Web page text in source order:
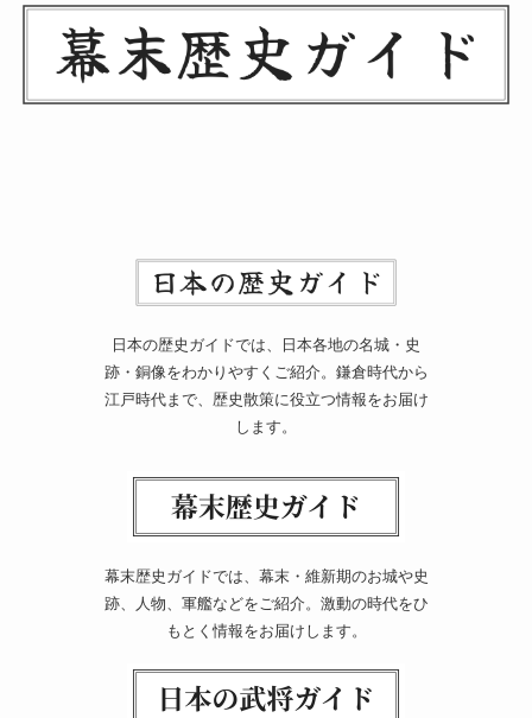
日本の歴史ガイドでは、日本各地の名城・史
跡・銅像をわかりやすくご紹介。鎌倉時代から
江戸時代まで、歴史散策に役立つ情報をお届け
します。
幕末歴史ガイドでは、幕末・維新期のお城や史
跡、人物、軍艦などをご紹介。激動の時代をひ
もとく情報をお届けします。